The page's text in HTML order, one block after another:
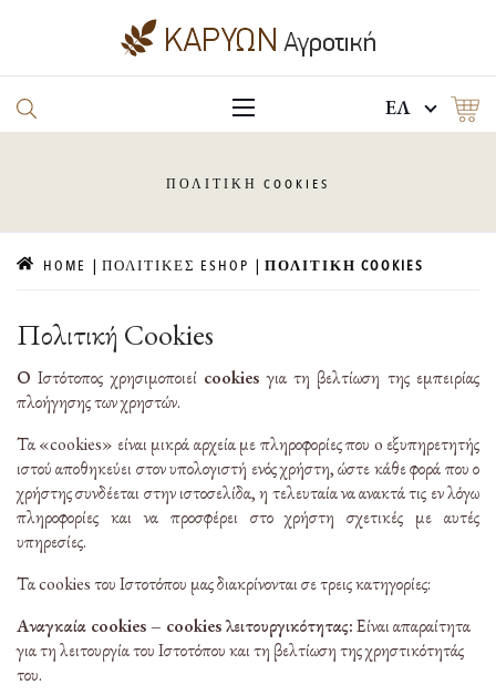
EΛ
ΠΟΛΙΤΙΚΗ COOKIES
HOME ΠΟΛΙΤΙΚΕΣ ESHOP ΠΟΛΙΤΙΚΗ COOKIES
Πολιτική Cookies
Ο Ιστότοπος χρησιμοποιεί cookies για τη βελτίωση της εμπειρίας
πλοήγησης των χρηστών.
Τα «cookies» είναι μικρά αρχεία με πληροφορίες που o εξυπηρετητής
ιστού αποθηκεύει στον υπολογιστή ενός χρήστη, ώστε κάθε φορά που ο
χρήστης συνδέεται στην ιστοσελίδα, η τελευταία να ανακτά τις εν λόγω
πληροφορίες και να προσφέρει στο χρήστη σχετικές με αυτές
υπηρεσίες.
Τα cookies του Ιστοτόπου μας διακρίνονται σε τρεις κατηγορίες:
Αναγκαία cookies – cookies λειτουργικότητας:Είναι απαραίτητα
για τη λειτουργία του Ιστοτόπου και τη βελτίωση της χρηστικότητάς
του.